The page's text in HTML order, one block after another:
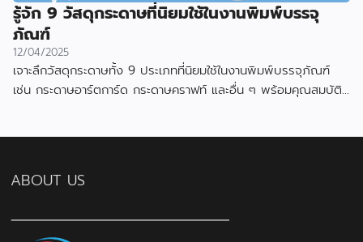
รู้จัก 9 วัสดุกระดาษที่นิยมใช้ในงานพิมพ์บรรจุ
ภัณฑ์
12/04/2025
เจาะลึกวัสดุกระดาษทั้ง 9 ประเภทที่นิยมใช้ในงานพิมพ์บรรจุภัณฑ์
เช่น กระดาษอาร์ตการ์ด กระดาษคราฟท์ และอื่น ๆ พร้อมคุณสมบัติ
ABOUT US